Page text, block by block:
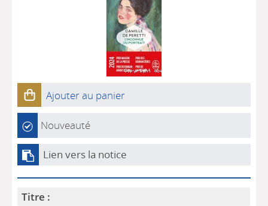
Ajouter au panier
Nouveauté
Lien vers la notice
Titre :